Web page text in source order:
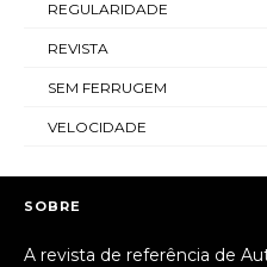
REGULARIDADE
REVISTA
SEM FERRUGEM
VELOCIDADE
SOBRE
A revista de referência de